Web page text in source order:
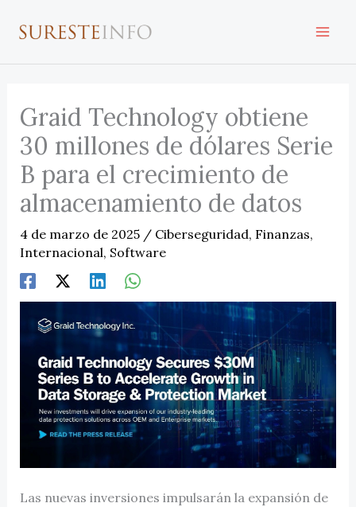
Graid Technology obtiene
30 millones de dólares Serie
B para el crecimiento de
almacenamiento de datos
4 de marzo de 2025 / Ciberseguridad, Finanzas,
Internacional, Software
Las nuevas inversiones impulsarán la expansión de